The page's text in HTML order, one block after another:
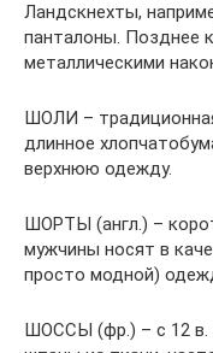
Ландскнехты,
панталоны. Позднее
металлическими
ШОЛИ –
длинное
верхнюю одежду.
ШОРТЫ (англ.) –
мужчины носят в
просто модной)
ШОССЫ (фр.) – с 12 в.